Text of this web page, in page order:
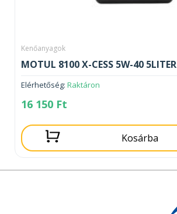
Kenőanyagok
MOTUL 8100 X-CESS 5W-40 5LITER
Elérhetőség: Raktáron
16 150 Ft
Kosárba